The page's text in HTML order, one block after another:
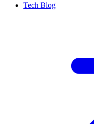
Tech Blog